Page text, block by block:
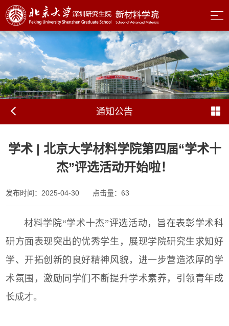
通知公告
学术 | 北京大学材料学院第四届“学术十
杰”评选活动开始啦！
发布时间：2025-04-30 点击量：63
材料学院“学术十杰”评选活动，旨在表彰学术科
研方面表现突出的优秀学生，展现学院研究生求知好
学、开拓创新的良好精神风貌，进一步营造浓厚的学
术氛围，激励同学们不断提升学术素养，引领青年成
长成才。